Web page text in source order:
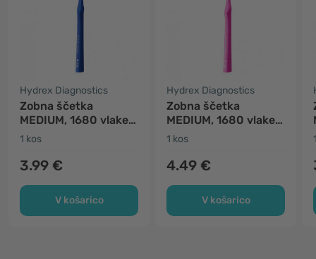
Hydrex Diagnostics
Zobna ščetka
MEDIUM, 1680 vlaken
- modra
1 kos
3.99 €
V košarico
Hydrex Diagnostics
Zobna ščetka
MEDIUM, 1680 vlaken
- roza
1 kos
4.49 €
V košarico